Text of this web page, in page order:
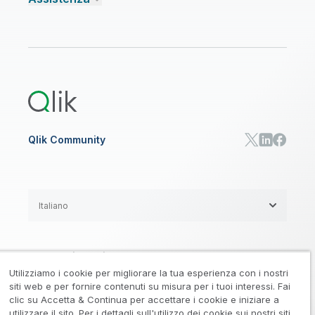
Qlik Cloud Analytics
Qlik Community
Accordi legali
Informativa su privacy e cookie /
Italiano
Utilizziamo i cookie per migliorare la tua esperienza con i nostri
siti web e per fornire contenuti su misura per i tuoi interessi. Fai
clic su Accetta & Continua per accettare i cookie e iniziare a
utilizzare il sito. Per i dettagli sull'utilizzo dei cookie sui nostri siti,